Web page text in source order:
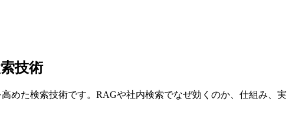
技術
めた検索技術です。RAGや社内検索でなぜ効くのか、仕組み、実